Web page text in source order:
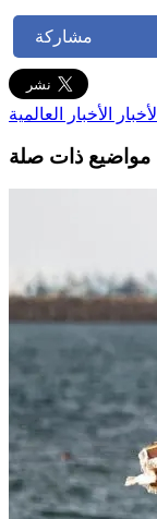
مشاركة
الأخبار الأخبار العالمية
مواضيع ذات صلة